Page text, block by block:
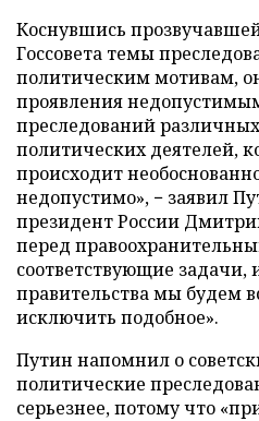
Коснувшись
Госсовета темы
политическим мотивам,
проявления
преследований
политических деятелей,
происходит
недопустимо», − заявил
президент России
перед
соответствующие задачи,
правительства мы будем
исключить подобное».
Путин напомнил о
политические
серьезнее, потому что